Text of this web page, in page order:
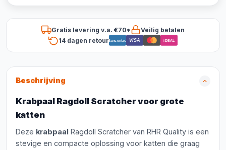
Gratis levering v.a. €70*
Veilig betalen
14 dagen retourBancontact VISA iDEAL
Beschrijving
Krabpaal Ragdoll Scratcher voor grote
katten
Deze krabpaal Ragdoll Scratcher van RHR Quality is een
stevige en compacte oplossing voor katten die graag